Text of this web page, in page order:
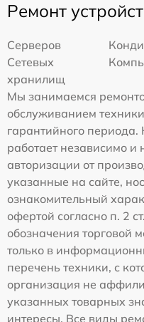
Ремонт
Серверов
Сетевых
хранилищ
Мы занимаемся
обслуживанием
гарантийного
работает независимо
авторизации от
указанные на сайте,
ознакомительный
офертой согласно п. 2
обозначения торговой
только в
перечень техники, с
организация не
указанных товарных
интересы. Все виды